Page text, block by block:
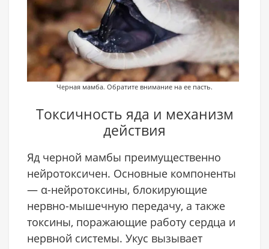
Черная мамба. Обратите внимание на ее пасть.
Токсичность яда и механизм
действия
Яд черной мамбы преимущественно
нейротоксичен. Основные компоненты
— α-нейротоксины, блокирующие
нервно-мышечную передачу, а также
токсины, поражающие работу сердца и
нервной системы. Укус вызывает